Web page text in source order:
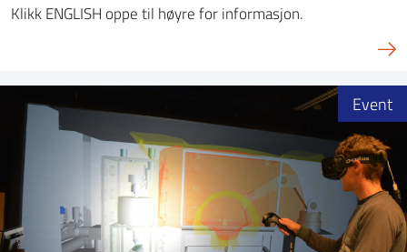
Klikk ENGLISH oppe til høyre for informasjon.
Event